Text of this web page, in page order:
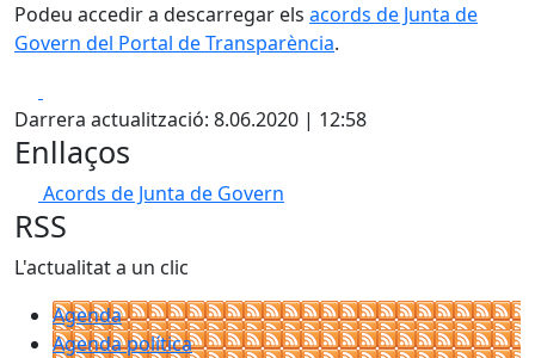
Podeu accedir a descarregar els acords de Junta de
Govern del Portal de Transparència.
Darrera actualització: 8.06.2020 | 12:58
Enllaços
Acords de Junta de Govern
RSS
L'actualitat a un clic
Agenda
Agenda política